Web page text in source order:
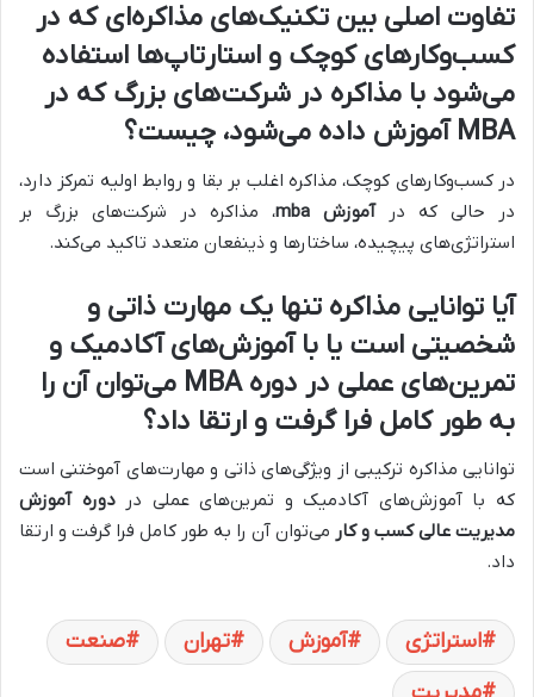
تفاوت اصلی بین تکنیک‌های مذاکره‌ای که در
کسب‌وکارهای کوچک و استارتاپ‌ها استفاده
می‌شود با مذاکره در شرکت‌های بزرگ که در
MBA آموزش داده می‌شود، چیست؟
در کسب‌وکارهای کوچک، مذاکره اغلب بر بقا و روابط اولیه تمرکز دارد،
در حالی که درآموزش mba
، مذاکره در شرکت‌های بزرگ بر
استراتژی‌های پیچیده، ساختارها و ذینفعان متعدد تاکید می‌کند.
آیا توانایی مذاکره تنها یک مهارت ذاتی و
شخصیتی است یا با آموزش‌های آکادمیک و
تمرین‌های عملی در دوره MBA
می‌توان آن را
به طور کامل فرا گرفت و ارتقا داد؟
توانایی مذاکره ترکیبی از ویژگی‌های ذاتی و مهارت‌های آموختنی است
که با آموزش‌های آکادمیک و تمرین‌های عملی دردوره آموزش
مدیریت عالی کسب و کار می‌توان آن را به طور کامل فرا گرفت و ارتقا
داد.
استراتژی آموزش تهران
صنعت